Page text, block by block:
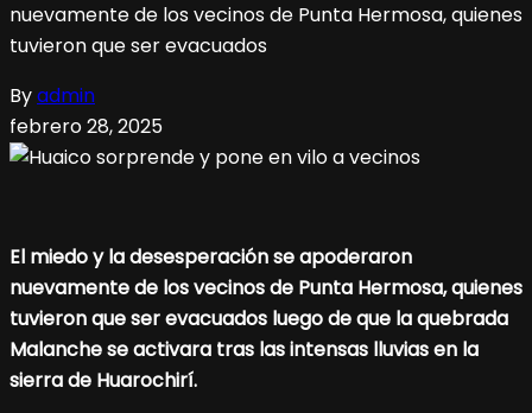
nuevamente de los vecinos de Punta Hermosa, quienes
tuvieron que ser evacuados
Byadmin
febrero 28, 2025
El miedo y la desesperación se apoderaron
nuevamente de los vecinos de Punta Hermosa, quienes
tuvieron que ser evacuados luego de que la quebrada
Malanche se activara tras las intensas lluvias en la
sierra de Huarochirí.